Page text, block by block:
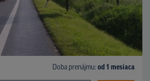
Doba prenájmu: od 1 mesiaca